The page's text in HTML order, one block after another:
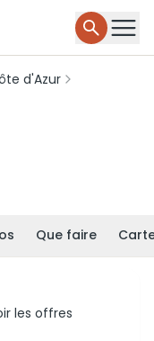
d'Azur
Que faire
les offres